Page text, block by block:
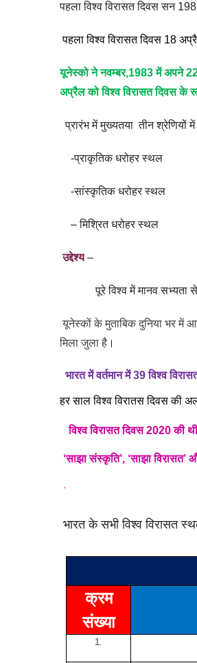
पहला विश्व विरासत दिवस सन
पहला विश्व विरासत दिवस 18
यूनेस्को ने नवम्बर,1983में अपने
अप्रैल को विश्व विरासत दिवस के
प्रारंभ में मुख्यतया तीन श्रेणियों
-प्राकृतिक धरोहर स्थल
-सांस्कृतिक धरोहर स्थल
– मिश्रित धरोहर स्थल
उद्देश्य –
पूरे विश्व में मानव सभ्यता से
यूनेस्कों के मुताबिक दुनिया भर में
मिला जुला है ।
भारत में वर्तमान में39विश्व
हर साल विश्व विरातस दिवस की
विश्व विरासत दिवस2020की
‘साझा संस्कृति’, ‘साझा
·
भारत के सभी विश्व विरासत
क्रम
संख्या
1.